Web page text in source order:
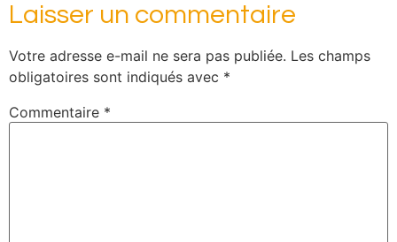
Laisser un commentaire
Votre adresse e-mail ne sera pas publiée. Les champs
obligatoires sont indiqués avec *
Commentaire *